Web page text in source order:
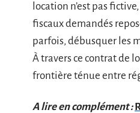
location n’est pas
fiscaux demandés
parfois, débusquer les
À travers ce contrat de
frontière ténue entre
A lire en complément :